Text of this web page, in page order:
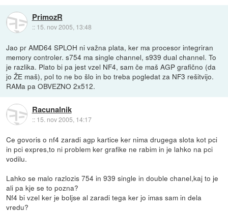
PrimozR
:: 15. nov 2005, 13:48
Jao pr AMD64 SPLOH ni važna plata, ker ma procesor integriran
memory controler. s754 ma single channel, s939 dual channel. To
je razlika. Plato bi pa jest vzel NF4, sam če maš AGP grafično (da
jo ŽE maš), pol to ne bo šlo in bo treba pogledat za NF3 rešitvijo.
RAMa pa OBVEZNO 2x512.
Racunalnik
:: 15. nov 2005, 14:17
Ce govoris o nf4 zaradi agp kartice ker nima drugega slota kot pci
in pci expres,to ni problem ker grafike ne rabim in je lahko na pci
vodilu.
Lahko se malo razlozis 754 in 939 single in double chanel,kaj to je
ali pa kje se to pozna?
Nf4 bi vzel ker je boljse al zaradi tega ker jo imas sam in dela
vredu?